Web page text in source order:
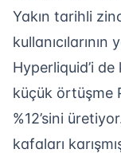
Yakın tarihli
kullanıcılarının
Hyperliquid’i
küçük örtüşme
%12’sini
kafaları